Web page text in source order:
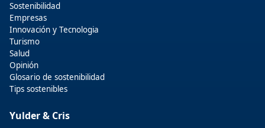
Sostenibilidad
Empresas
Innovación y Tecnologia
Turismo
Salud
Opinión
Glosario de sostenibilidad
Tips sostenibles
Yulder & Cris